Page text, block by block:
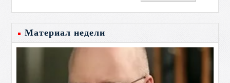
Материал недели